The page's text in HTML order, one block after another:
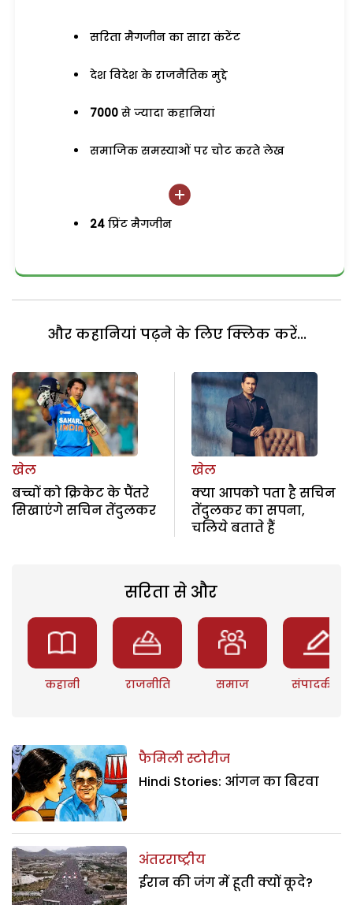
सरिता मैगजीन का सारा कंटेंट
देश विदेश के राजनैतिक मुद्दे
7000 से ज्यादा कहानियां
समाजिक समस्याओं पर चोट करते लेख
24 प्रिंट मैगजीन
और कहानियां पढ़ने के लिए क्लिक करें...
खेल
बच्चों को क्रिकेट के पैंतरे
सिखाएंगे सचिन तेंदुलकर
खेल
क्या आपको पता है सचिन
तेंदुलकर का सपना,
चलिये बताते हैं
सरिता से और
कहानी राजनीति समाज संपादकीय
फैमिली स्टोरीज
Hindi Stories: आंगन का बिरवा
अंतरराष्ट्रीय
ईरान की जंग में हूती क्यों कूदे?